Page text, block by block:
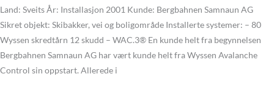
Land: Sveits År: Installasjon 2001 Kunde: Bergbahnen Samnaun AG
Sikret objekt: Skibakker, vei og boligområde Installerte systemer: – 80
Wyssen skredtårn 12 skudd – WAC.3® En kunde helt fra begynnelsen
Bergbahnen Samnaun AG har vært kunde helt fra Wyssen Avalanche
Control sin oppstart. Allerede i